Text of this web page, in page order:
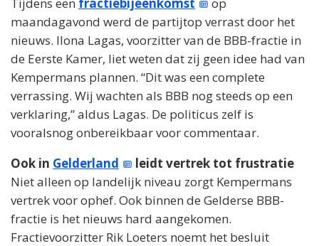
maandagavond werd de partijtop verrast door het
nieuws. Ilona Lagas, voorzitter van de BBB-fractie in
de Eerste Kamer, liet weten dat zij geen idee had van
Kempermans plannen. “Dit was een complete
verrassing. Wij wachten als BBB nog steeds op een
verklaring,” aldus Lagas. De politicus zelf is
vooralsnog onbereikbaar voor commentaar.
Ook in Gelderland
leidt vertrek tot frustratie
Niet alleen op landelijk niveau zorgt Kempermans
vertrek voor ophef. Ook binnen de Gelderse BBB-
fractie is het nieuws hard aangekomen.
Fractievoorzitter Rik Loeters noemt het besluit